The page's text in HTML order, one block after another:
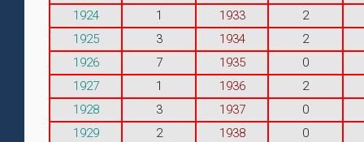
1924
1 1933
2
1925
3 1934
2
1926
7 1935
0
1927
1 1936
2
1928
3 1937
0
1929
2 1938 0